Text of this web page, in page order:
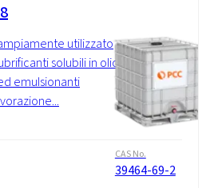
utilizzato
solubili in olio,
emulsionanti
CAS No.
39464-69-2